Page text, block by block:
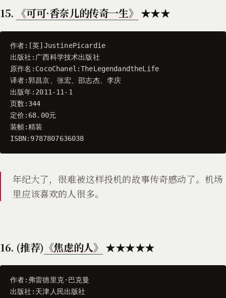
15. 《可可·香奈儿的传奇一生》 ★★★
作者:[英] JustinePicardie
出版社 : 广西科学技术出版社
原作名 : CocoChanel :TheLegendandtheLife
译者:郭昌京 张宏 、邵志杰、 李庆
出版年: 2011 -11 - 1
页数 : 344
定价 : 68.00元
装帧:精装
ISBN: 9787807636038
年纪大了，很难被这样投机的故事传奇感动了。机场
里应该喜欢的人很多。
16. (推荐) 《焦虑的人》 ★★★★★
作者: 弗雷德里克· 巴克曼
出版社 : 天津人民出版社